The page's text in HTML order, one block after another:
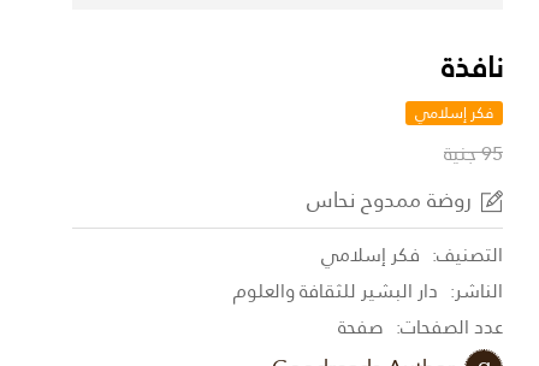
نافذة
فكر إسلامي
95 جنية
روضة ممدوح نحاس
التصنيف: فكر إسلامي
الناشر: دار البشير للثقافة والعلوم
عدد الصفحات: صفحة